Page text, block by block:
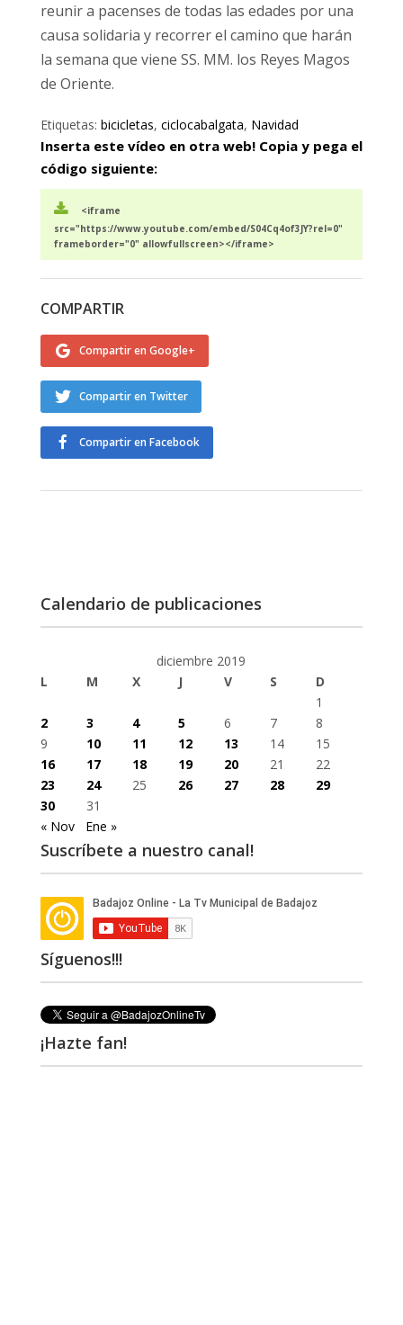
reunir a pacenses de todas las edades por una
causa solidaria y recorrer el camino que harán
la semana que viene SS. MM. los Reyes Magos
de Oriente.
Etiquetas: bicicletas, ciclocabalgata, Navidad
Inserta este vídeo en otra web! Copia y pega el
código siguiente:
<iframe
src="https://www.youtube.com/embed/S04Cq4of3JY?rel=0"
frameborder="0" allowfullscreen></iframe>
COMPARTIR
Compartir en Google+
Compartir en Twitter
Compartir en Facebook
Calendario de publicaciones
diciembre 2019
L
M X J V S
D
1
2
3 4 5 6 7
8
9
10 11 12 13 14
15
16
17 18 19 20 21
22
23
24 25 26 27 28
29
30
31
« Nov
Ene »
Suscríbete a nuestro canal!
Síguenos!!!
¡Hazte fan!